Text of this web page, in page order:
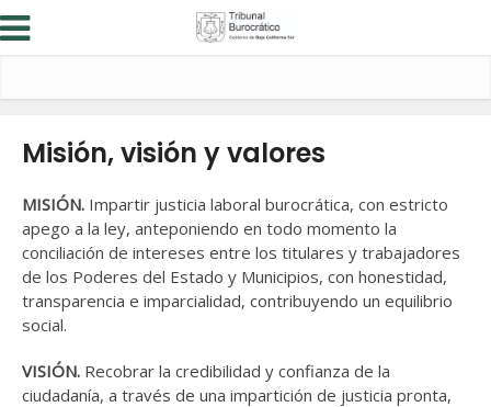
Misión, visión y valores
MISIÓN. Impartir justicia laboral burocrática, con estricto
apego a la ley, anteponiendo en todo momento la
conciliación de intereses entre los titulares y trabajadores
de los Poderes del Estado y Municipios, con honestidad,
transparencia e imparcialidad, contribuyendo un equilibrio
social.
VISIÓN. Recobrar la credibilidad y confianza de la
ciudadanía, a través de una impartición de justicia pronta,